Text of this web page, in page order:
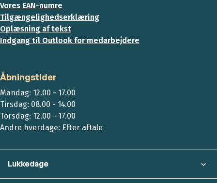
Vores EAN-numre
Tilgængelighedserklæring
Oplæsning af tekst
Indgang til Outlook for medarbejdere
Åbningstider
Mandag: 12.00 - 17.00
Tirsdag: 08.00 - 14.00
Torsdag: 12.00 - 17.00
Andre hverdage: Efter aftale
Lukkedage